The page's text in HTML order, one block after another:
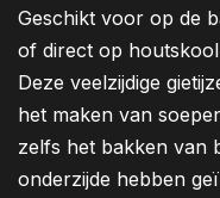
Geschikt voor op de
of direct op
Deze veelzijdige
het maken van
zelfs het bakken van
onderzijde hebben